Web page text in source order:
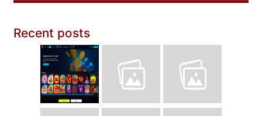
Recent posts